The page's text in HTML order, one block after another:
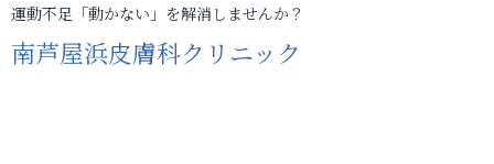
運動不足「動かない」を解消しませんか？
南芦屋浜皮膚科クリニック